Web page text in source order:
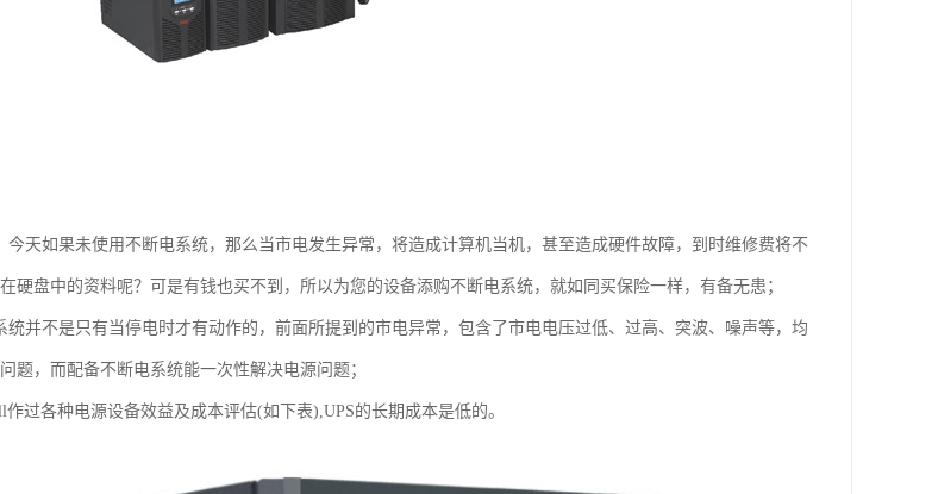
今天如果未使用不断电系统，那么当市电发生异常，将造成计算机当机，甚至造成硬件故障，到时维修费将不
硬盘中的资料呢？可是有钱也买不到，所以为您的设备添购不断电系统，就如同买保险一样，有备无患；
并不是只有当停电时才有动作的，前面所提到的市电异常，包含了市电电压过低、过高、突波、噪声等，均
题，而配备不断电系统能一次性解决电源问题；
过各种电源设备效益及成本评估(如下表),UPS的长期成本是低的。